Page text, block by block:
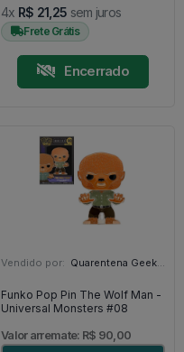
4x R$ 21,25 sem juros
Frete Grátis
Encerrado
Vendido por: Quarentena Geek Store - SP
Funko Pop Pin The Wolf Man -
Universal Monsters #08
Valor arremate: R$ 90,00